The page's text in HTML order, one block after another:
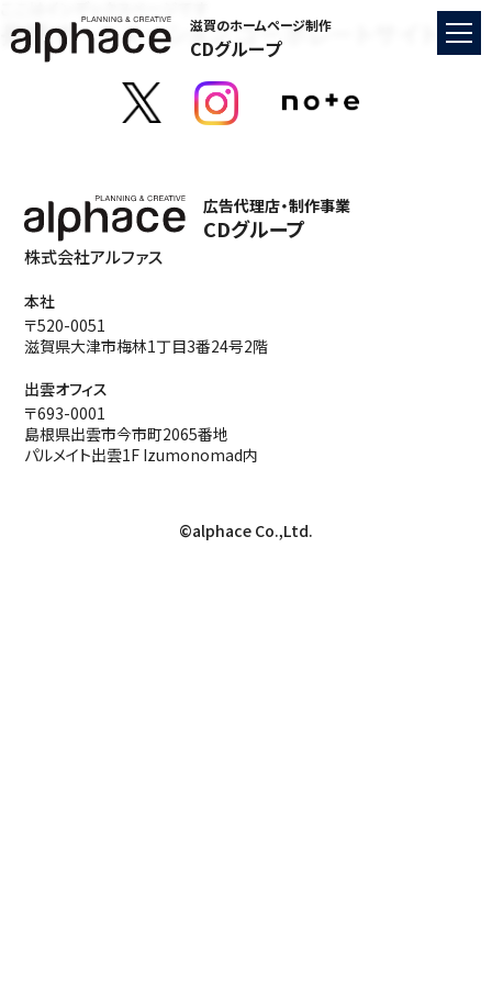
滋賀のホームページ制作
CDグループ
長野オートメーション コーポレートサイト
広告代理店・制作事業
CDグループ
株式会社アルファス
本社
〒520-0051
滋賀県大津市梅林1丁目3番24号2階
出雲オフィス
〒693-0001
島根県出雲市今市町2065番地
パルメイト出雲1F Izumonomad内
©alphace Co.,Ltd.